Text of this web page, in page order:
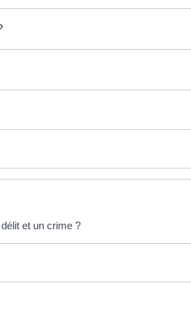
et un crime ?